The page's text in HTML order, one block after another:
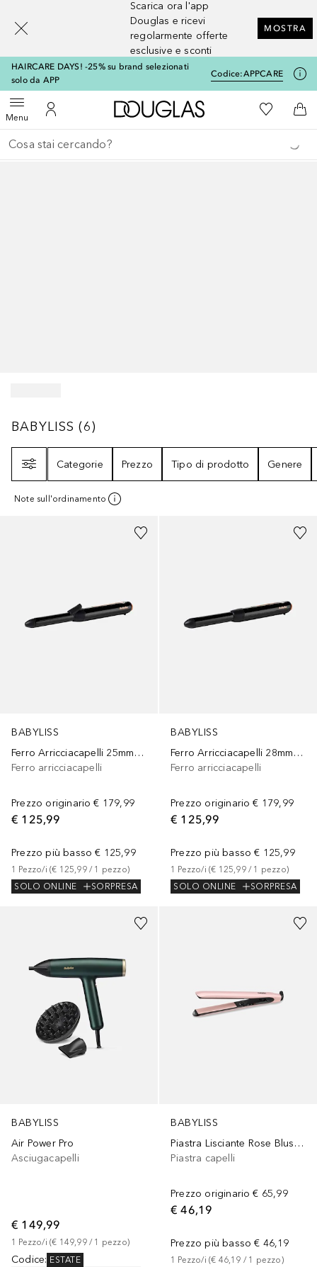
Scarica ora l'app
Douglas e ricevi
regolarmente offerte
esclusive e sconti
MOSTRA
HAIRCARE DAYS! -25% su brand selezionati
solo da APP
Codice:APPCARE
MenuApri menuAl Mio Account
A Douglas HomeAlla Mia
Al
Torna indietro
Esegui ricerca
BABYLISS6
BABYLISS (6)
Categorie
Prezzo Tipo di prodotto Genere
Note sull'ordinamento
BABYLISS
Ferro Arricciacapelli 25mm Cordless 9002u
Ferro arricciacapelli
Prezzo originario € 179,99
€ 125,99
Prezzo più basso € 125,99
1 Pezzo/i (€ 125,99 / 1 pezzo)
SOLO ONLINE
SORPRESA
BABYLISS
Ferro Arricciacapelli 28mm Cordless 9001u
Ferro arricciacapelli
Prezzo originario € 179,99
€ 125,99
Prezzo più basso € 125,99
1 Pezzo/i (€ 125,99 / 1 pezzo)
SOLO ONLINE
SORPRESA
BABYLISS
Air Power Pro
Asciugacapelli
€ 149,99
1 Pezzo/i (€ 149,99 / 1 pezzo)
Codice: ESTATE
BABYLISS
Piastra Lisciante Rose Blush 2498PRE
Piastra capelli
Prezzo originario € 65,99
€ 46,19
Prezzo più basso € 46,19
1 Pezzo/i (€ 46,19 / 1 pezzo)
[navigation.slideout.screenreader]